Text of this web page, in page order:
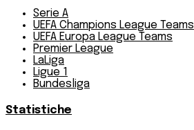
Serie A
UEFA Champions League Teams
UEFA Europa League Teams
Premier League
LaLiga
Ligue 1
Bundesliga
Statistiche